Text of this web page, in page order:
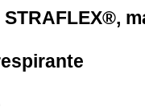
STRAFLEX®,